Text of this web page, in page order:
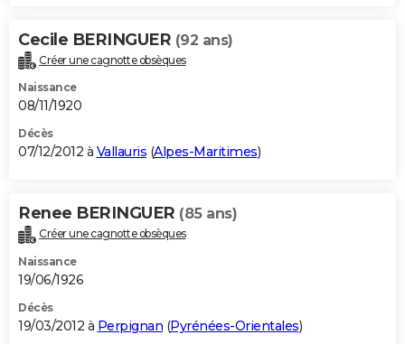
Cecile BERINGUER (92 ans)
Créer une cagnotte obsèques
Naissance
08/11/1920
Décès
07/12/2012 à Vallauris (Alpes-Maritimes)
Renee BERINGUER (85 ans)
Créer une cagnotte obsèques
Naissance
19/06/1926
Décès
19/03/2012 à Perpignan (Pyrénées-Orientales)